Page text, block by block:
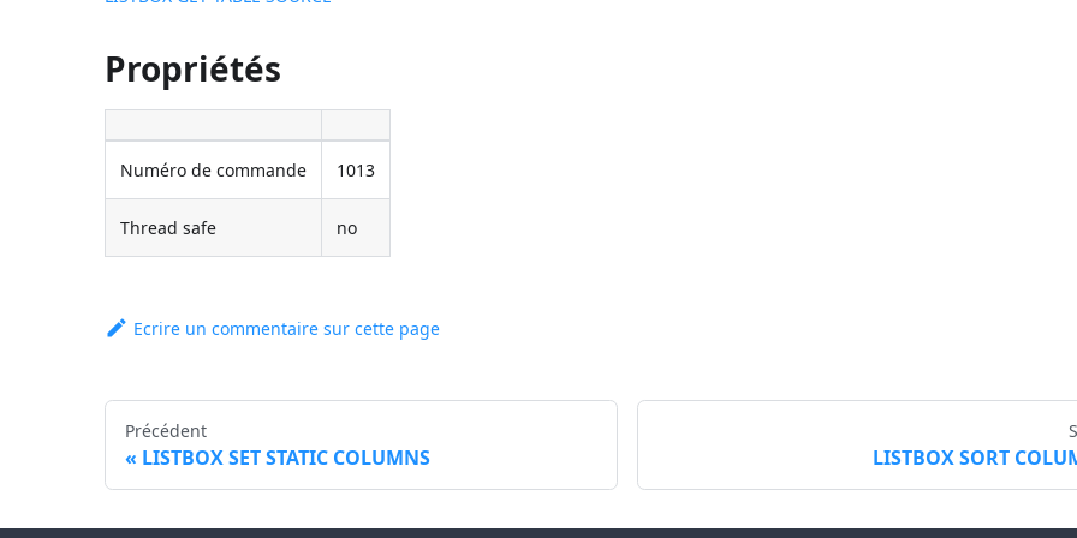
Propriétés
Numéro de commande 1013
Thread safe no
Ecrire un commentaire sur cette page
Précédent
LISTBOX SET STATIC COLUMNS LISTBOX SORT